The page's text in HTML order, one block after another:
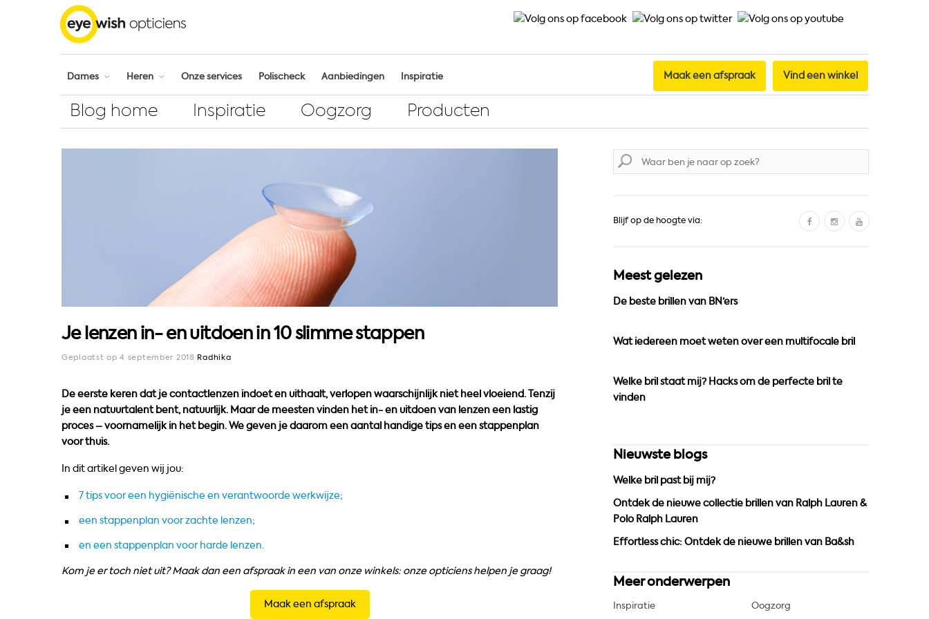
Dames Heren Onze services Polischeck Aanbiedingen Inspiratie Maak een afspraak Vind een winkel
Blog home Inspiratie Oogzorg Producten
Je lenzen in- en uitdoen in 10 slimme stappen
Geplaatst op 4 september 2018 Radhika
De eerste keren dat je contactlenzen indoet en uithaalt, verlopen waarschijnlijk niet heel vloeiend. Tenzij
je een natuurtalent bent, natuurlijk. Maar de meesten vinden het in- en uitdoen van lenzen een lastig
proces – voornamelijk in het begin. We geven je daarom een aantal handige tips en een stappenplan
voor thuis.
In dit artikel geven wij jou:
7 tips voor een hygiënische en verantwoorde werkwijze;
een stappenplan voor zachte lenzen;
en een stappenplan voor harde lenzen.
Kom je er toch niet uit? Maak dan een afspraak in een van onze winkels: onze opticiens helpen je graag!
Maak een afspraak
Zoek
naar:
Blijf op de hoogte via:
F
a
I
n
m
Y
o
Meest gelezen
De beste brillen van BN’ers
Wat iedereen moet weten over een multifocale bril
Welke bril staat mij? Hacks om de perfecte bril te
vinden
Nieuwste blogs
Welke bril past bij mij?
Ontdek de nieuwe collectie brillen van Ralph Lauren &
Polo Ralph Lauren
Effortless chic: Ontdek de nieuwe brillen van Ba&sh
Meer onderwerpen
Inspiratie Oogzorg